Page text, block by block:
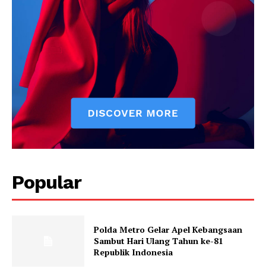
Popular
Polda Metro Gelar Apel Kebangsaan
Sambut Hari Ulang Tahun ke-81
Republik Indonesia